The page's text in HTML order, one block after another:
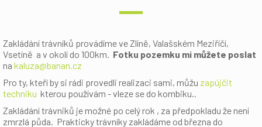
Zakládání trávníků provádíme ve Zlíně, Valašském Meziříčí,
Vsetíně a v okolí do 100km. Fotku pozemku mi můžete poslat
na kaluza@banan.cz
Pro ty, kteří by si rádi provedli realizaci sami, můžu zapújčit
techniku kterou používám - vleze se do kombiku..
Zakládání trávniků je možné po celý rok , za předpokladu že není
zmrzlá půda. Prakticky trávníky zakládáme od března do